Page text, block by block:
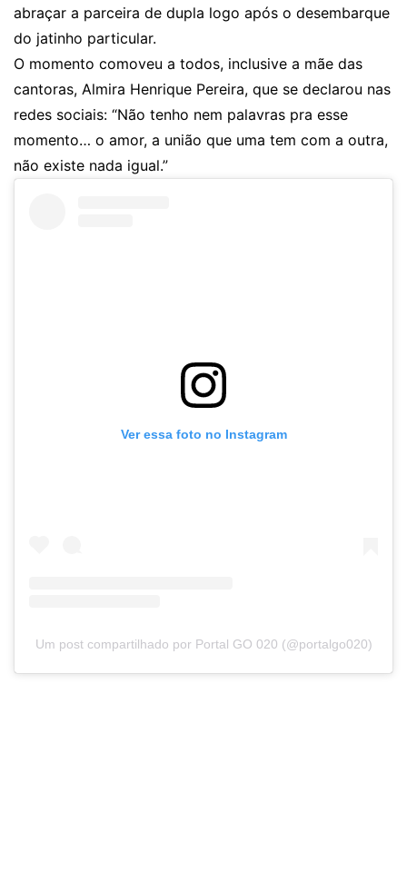
abraçar a parceira de dupla logo após o desembarque
do jatinho particular.
O momento comoveu a todos, inclusive a mãe das
cantoras, Almira Henrique Pereira, que se declarou nas
redes sociais: “Não tenho nem palavras pra esse
momento… o amor, a união que uma tem com a outra,
não existe nada igual.”
Ver essa foto no Instagram
Um post compartilhado por Portal GO 020 (@portalgo020)